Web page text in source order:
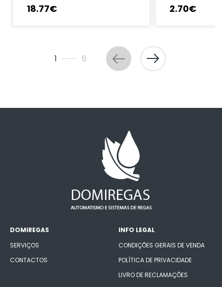
18.77€ 2.70€
1 6
DOMIREGAS
SERVIÇOS
CONTACTOS
INFO LEGAL
CONDIÇÕES GERAIS DE VENDA
POLÍTICA DE PRIVACIDADE
LIVRO DE RECLAMAÇÕES